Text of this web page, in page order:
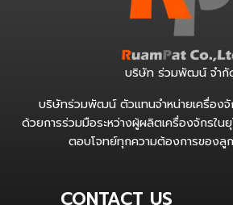
บริษัท ร่วมพัฒน์ จำกั
บริษัทร่วมพัฒน์ ตัวแทนจำหน่ายเครื่องจั
ด้วยการร่วมมือระหว่างผู้ผลิตเครื่องจักรใน
ตอบโจทย์ทุกความต้องการของลู
CONTACT US